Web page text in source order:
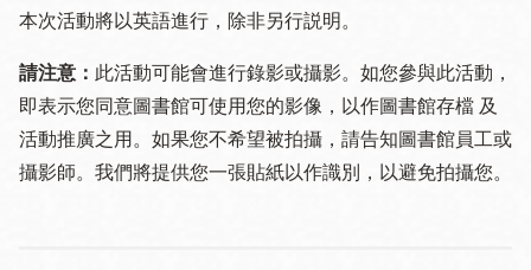
本次活動將以英語進行，除非另行説明。
請注意： 此活動可能會進行錄影或攝影。如您參與此活動，
即表示您同意圖書館可使用您的影像，以作圖書館存檔 及
活動推廣之用。如果您不希望被拍攝，請告知圖書館員工或
攝影師。我們將提供您一張貼紙以作識別，以避免拍攝您。